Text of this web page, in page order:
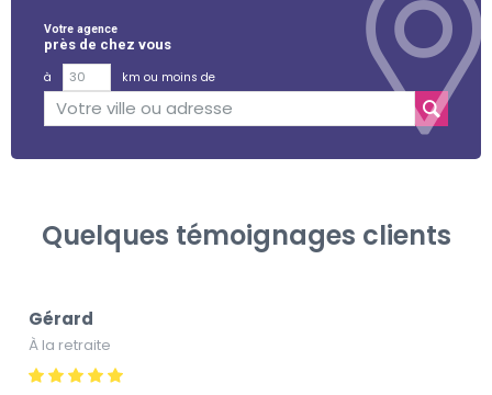
Votre agence
près de chez vous
à
km ou moins de
Quelques témoignages clients
Gérard
À la retraite